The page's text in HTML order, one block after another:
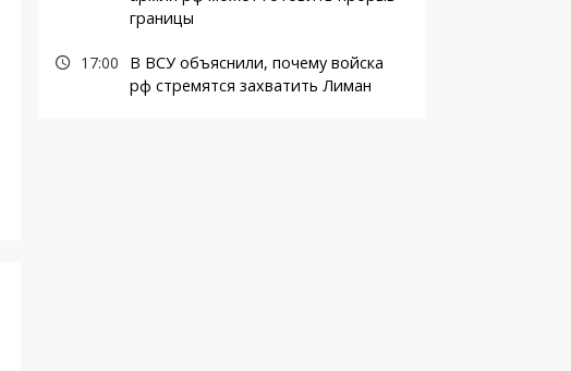
границы
17:00
В ВСУ объяснили, почему войска
рф стремятся захватить Лиман